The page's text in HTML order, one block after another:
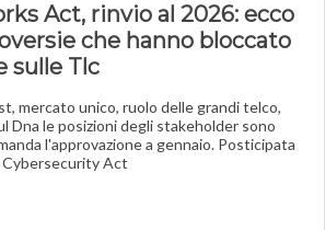
Act, rinvio al 2026: ecco
che hanno bloccato
sulle Tlc
mercato unico, ruolo delle grandi telco,
Dna le posizioni degli stakeholder sono
l'approvazione a gennaio. Posticipata
Cybersecurity Act